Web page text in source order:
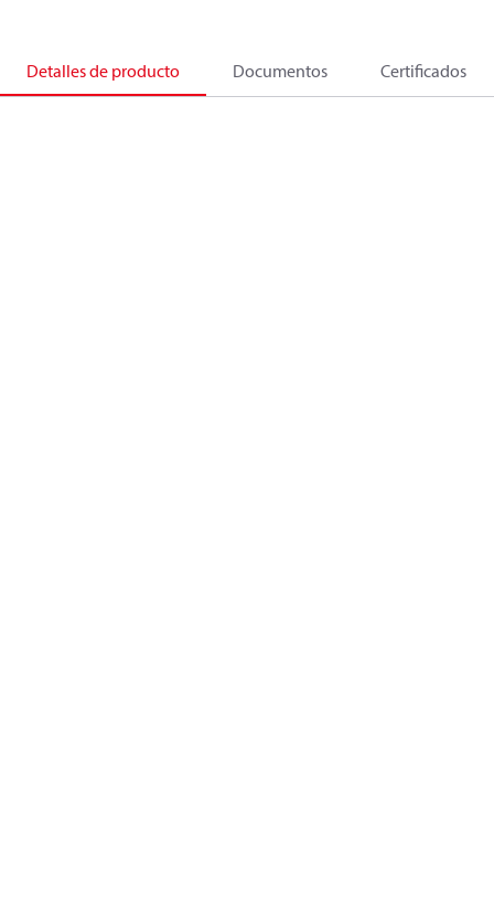
Detalles de producto Documentos Certificados